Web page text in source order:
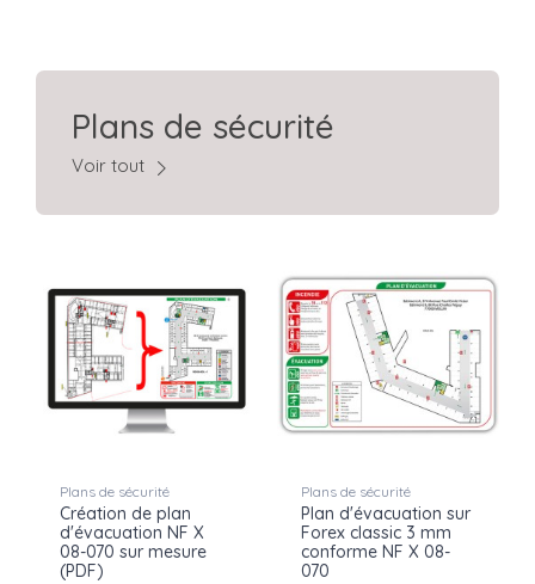
Plans de sécurité
Création de plan
d'évacuation NF X
08-070 sur mesure
(PDF)
Plans de sécurité
Plan d'évacuation sur
Forex classic 3 mm
conforme NF X 08-
070
Plans de sécurité
Voir tout